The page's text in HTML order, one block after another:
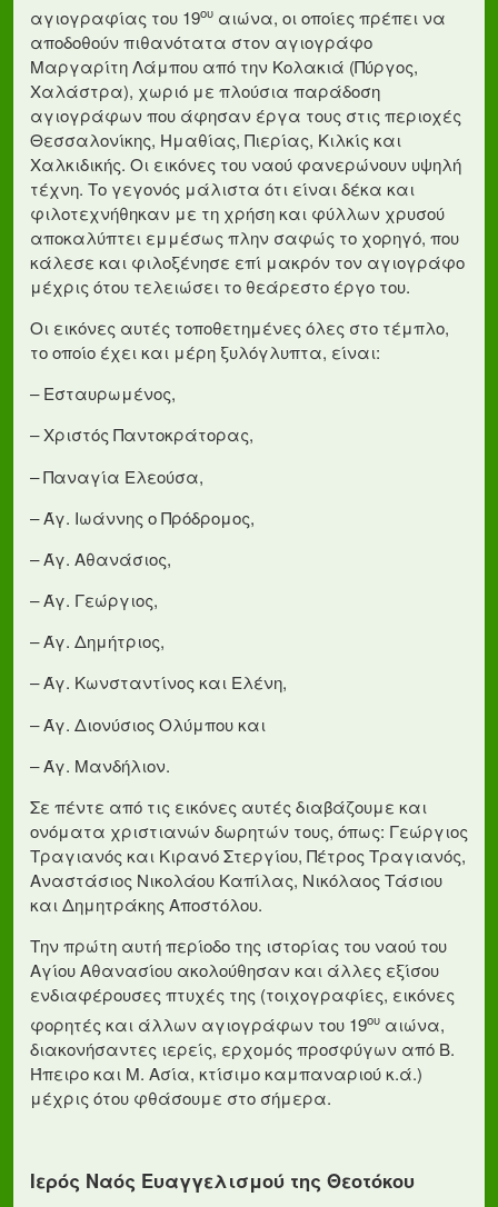
αγιογραφίας του 19ου αιώνα, οι οποίες πρέπει να
αποδοθούν πιθανότατα στον αγιογράφο
Μαργαρίτη Λάμπου από την Κολακιά (Πύργος,
Χαλάστρα), χωριό με πλούσια παράδοση
αγιογράφων που άφησαν έργα τους στις περιοχές
Θεσσαλονίκης, Ημαθίας, Πιερίας, Κιλκίς και
Χαλκιδικής. Οι εικόνες του ναού φανερώνουν υψηλή
τέχνη. Το γεγονός μάλιστα ότι είναι δέκα και
φιλοτεχνήθηκαν με τη χρήση και φύλλων χρυσού
αποκαλύπτει εμμέσως πλην σαφώς το χορηγό, που
κάλεσε και φιλοξένησε επί μακρόν τον αγιογράφο
μέχρις ότου τελειώσει το θεάρεστο έργο του.
Οι εικόνες αυτές τοποθετημένες όλες στο τέμπλο,
το οποίο έχει και μέρη ξυλόγλυπτα, είναι:
– Εσταυρωμένος,
– Χριστός Παντοκράτορας,
– Παναγία Ελεούσα,
– Άγ. Ιωάννης ο Πρόδρομος,
– Άγ. Αθανάσιος,
– Άγ. Γεώργιος,
– Άγ. Δημήτριος,
– Άγ. Κωνσταντίνος και Ελένη,
– Άγ. Διονύσιος Ολύμπου και
– Άγ. Μανδήλιον.
Σε πέντε από τις εικόνες αυτές διαβάζουμε και
ονόματα χριστιανών δωρητών τους, όπως: Γεώργιος
Τραγιανός και Κιρανό Στεργίου, Πέτρος Τραγιανός,
Αναστάσιος Νικολάου Καπίλας, Νικόλαος Τάσιου
και Δημητράκης Αποστόλου.
Την πρώτη αυτή περίοδο της ιστορίας του ναού του
Αγίου Αθανασίου ακολούθησαν και άλλες εξίσου
ενδιαφέρουσες πτυχές της (τοιχογραφίες, εικόνες
φορητές και άλλων αγιογράφων του 19ου αιώνα,
διακονήσαντες ιερείς, ερχομός προσφύγων από Β.
Ήπειρο και Μ. Ασία, κτίσιμο καμπαναριού κ.ά.)
μέχρις ότου φθάσουμε στο σήμερα.
Ιερός Ναός Ευαγγελισμού της Θεοτόκου